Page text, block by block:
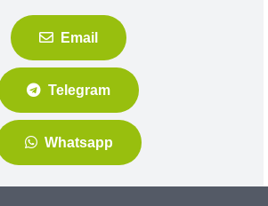
Email
Telegram
Whatsapp